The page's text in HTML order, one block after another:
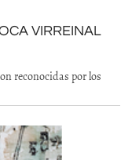
VIRREINAL
reconocidas por los